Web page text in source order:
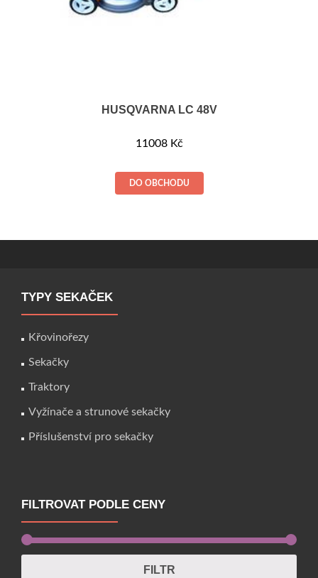
HUSQVARNA LC 48V
11008 Kč
DO OBCHODU
TYPY SEKAČEK
Křovinořezy
Sekačky
Traktory
Vyžínače a strunové sekačky
Příslušenství pro sekačky
FILTROVAT PODLE CENY
FILTR